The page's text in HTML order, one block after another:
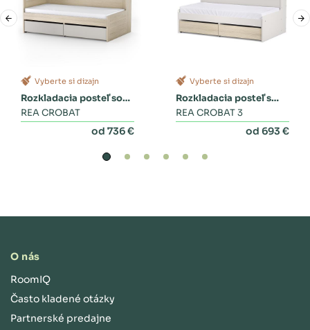
Vyberte si dizajn
Rozkladacia posteľ so
zásuvkami
REA CROBAT
od 736 €
Vyberte si dizajn
Rozkladacia posteľ s
dvoma zásuvkami a
REA CROBAT 3
od 693 €
O nás
RoomIQ
Často kladené otázky
Partnerské predajne